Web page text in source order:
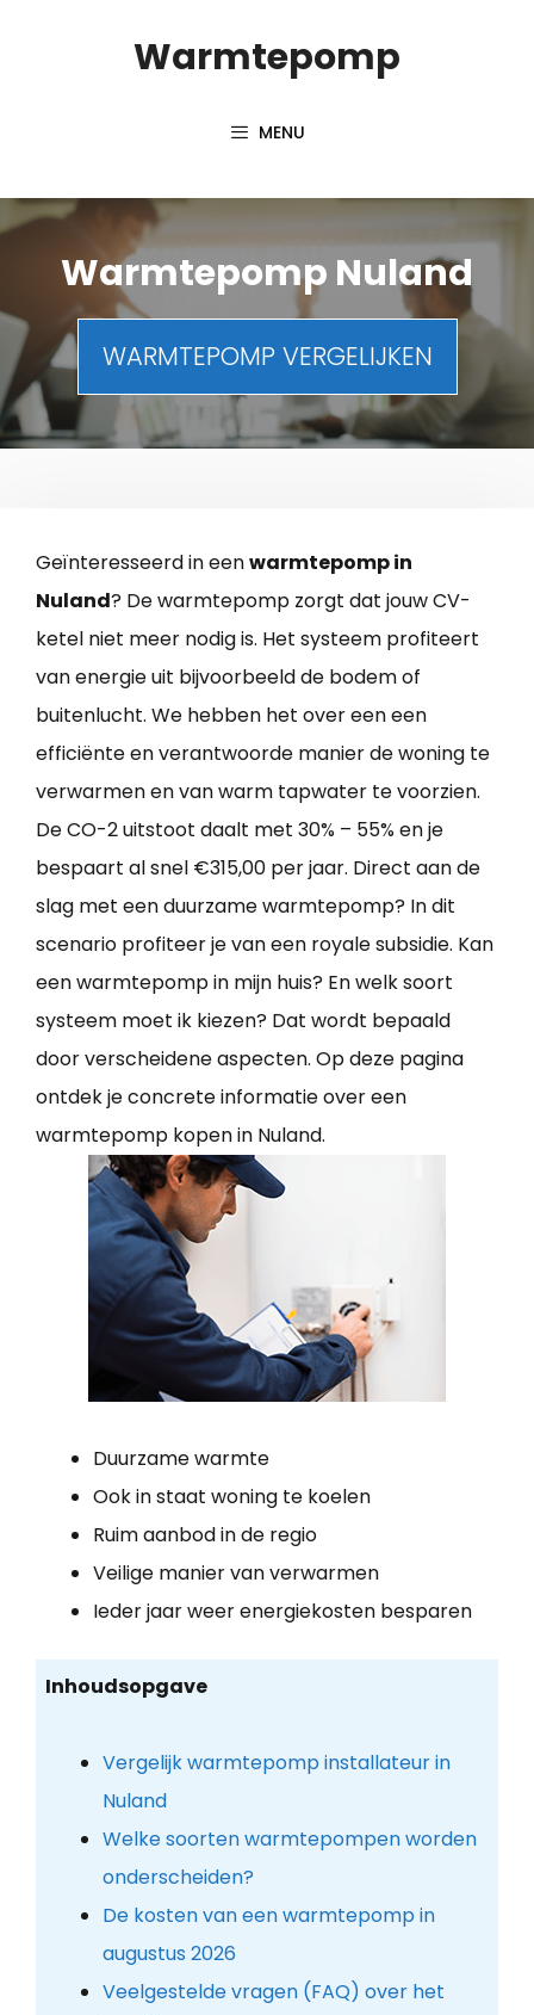
Warmtepomp
MENU
Warmtepomp Nuland
WARMTEPOMP VERGELIJKEN
Geïnteresseerd in eenwarmtepomp in
Nuland? De warmtepomp zorgt dat jouw CV-
ketel niet meer nodig is. Het systeem profiteert
van energie uit bijvoorbeeld de bodem of
buitenlucht. We hebben het over een een
efficiënte en verantwoorde manier de woning te
verwarmen en van warm tapwater te voorzien.
De CO-2 uitstoot daalt met 30% – 55% en je
bespaart al snel €315,00 per jaar. Direct aan de
slag met een duurzame warmtepomp? In dit
scenario profiteer je van een royale subsidie. Kan
een warmtepomp in mijn huis? En welk soort
systeem moet ik kiezen? Dat wordt bepaald
door verscheidene aspecten. Op deze pagina
ontdek je concrete informatie over een
warmtepomp kopen in Nuland.
Duurzame warmte
Ook in staat woning te koelen
Ruim aanbod in de regio
Veilige manier van verwarmen
Ieder jaar weer energiekosten besparen
Inhoudsopgave
Vergelijk warmtepomp installateur in
Nuland
Welke soorten warmtepompen worden
onderscheiden?
De kosten van een warmtepomp in
augustus 2026
Veelgestelde vragen (FAQ) over het